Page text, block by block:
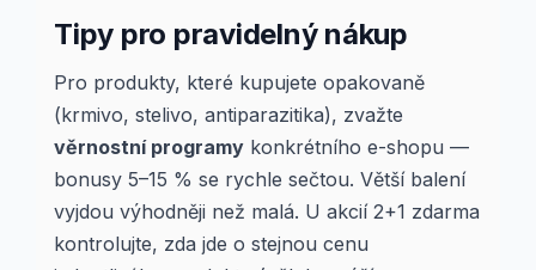
Tipy pro pravidelný nákup
Pro produkty, které kupujete opakovaně
(krmivo, stelivo, antiparazitika), zvažte
věrnostní programy konkrétního e-shopu —
bonusy 5–15 % se rychle sečtou. Větší balení
vyjdou výhodněji než malá. U akcií 2+1 zdarma
kontrolujte, zda jde o stejnou cenu